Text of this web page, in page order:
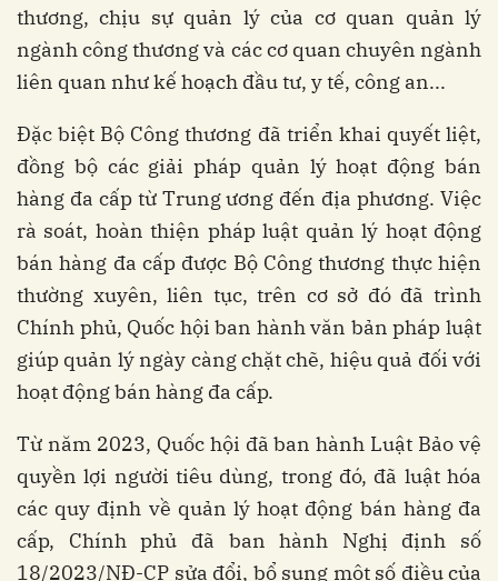
thương, chịu sự quản lý của cơ quan quản lý
ngành công thương và các cơ quan chuyên ngành
liên quan như kế hoạch đầu tư, y tế, công an...
Đặc biệt Bộ Công thương đã triển khai quyết liệt,
đồng bộ các giải pháp quản lý hoạt động bán
hàng đa cấp từ Trung ương đến địa phương. Việc
rà soát, hoàn thiện pháp luật quản lý hoạt động
bán hàng đa cấp được Bộ Công thương thực hiện
thường xuyên, liên tục, trên cơ sở đó đã trình
Chính phủ, Quốc hội ban hành văn bản pháp luật
giúp quản lý ngày càng chặt chẽ, hiệu quả đối với
hoạt động bán hàng đa cấp.
Từ năm 2023, Quốc hội đã ban hành Luật Bảo vệ
quyền lợi người tiêu dùng, trong đó, đã luật hóa
các quy định về quản lý hoạt động bán hàng đa
cấp, Chính phủ đã ban hành Nghị định số
18/2023/NĐ-CP sửa đổi, bổ sung một số điều của